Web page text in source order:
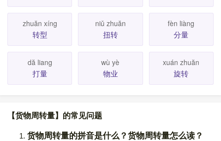
zhuăn xíng
转型
niǔ zhuăn
扭转
fèn liàng
分量
dă liang
打量
wù yè
物业
xuán zhuăn
旋转
【货物周转量】的常见问题
货物周转量的拼音是什么？货物周转量怎么读？